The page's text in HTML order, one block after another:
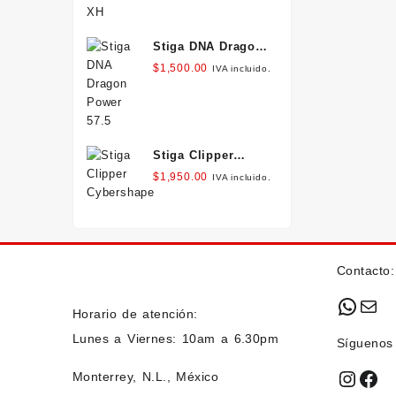
Stiga DNA Dragon
Power 57.5
$1,500.00 IVA incluido.
Stiga Clipper
Cybershape
$1,950.00 IVA incluido.
Horario de atención:
Lunes a Viernes: 10am a 6.30pm
Monterrey, N.L., México
Contacto:
Mail
Síguenos